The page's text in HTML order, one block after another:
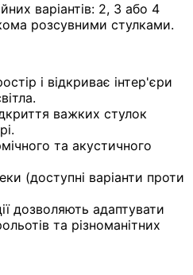
варіантів: 2, 3 або 4
розсувними стулками.
і відкриває інтер'єри
важких стулок
та акустичного
(доступні варіанти проти
дозволяють адаптувати
та різноманітних